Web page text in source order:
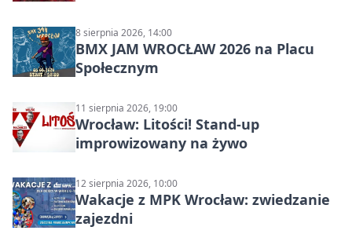
8 sierpnia 2026, 14:00
BMX JAM WROCŁAW 2026 na Placu
Społecznym
11 sierpnia 2026, 19:00
Wrocław: Litości! Stand-up
improwizowany na żywo
12 sierpnia 2026, 10:00
Wakacje z MPK Wrocław: zwiedzanie
zajezdni